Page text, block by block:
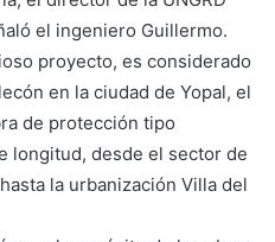
el ingeniero Guillermo.
proyecto, es considerado
en la ciudad de Yopal, el
de protección tipo
longitud, desde el sector de
la urbanización Villa del